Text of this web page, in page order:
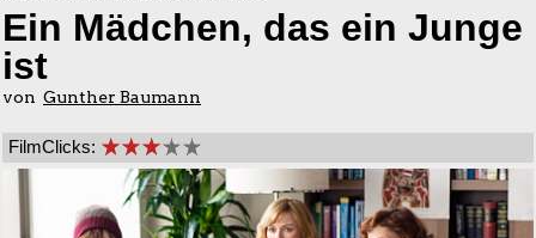
Ein Mädchen, das ein Junge
ist
von Gunther Baumann
FilmClicks: